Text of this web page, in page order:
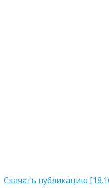
Скачать публикацию